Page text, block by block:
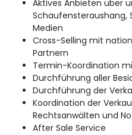
Aktives Anbieten über
Schaufensteraushang,
Medien
Cross-Selling mit
Partnern
Termin-Koordination
Durchführung aller
Durchführung der
Koordination der
Rechtsanwälten und
After Sale Service